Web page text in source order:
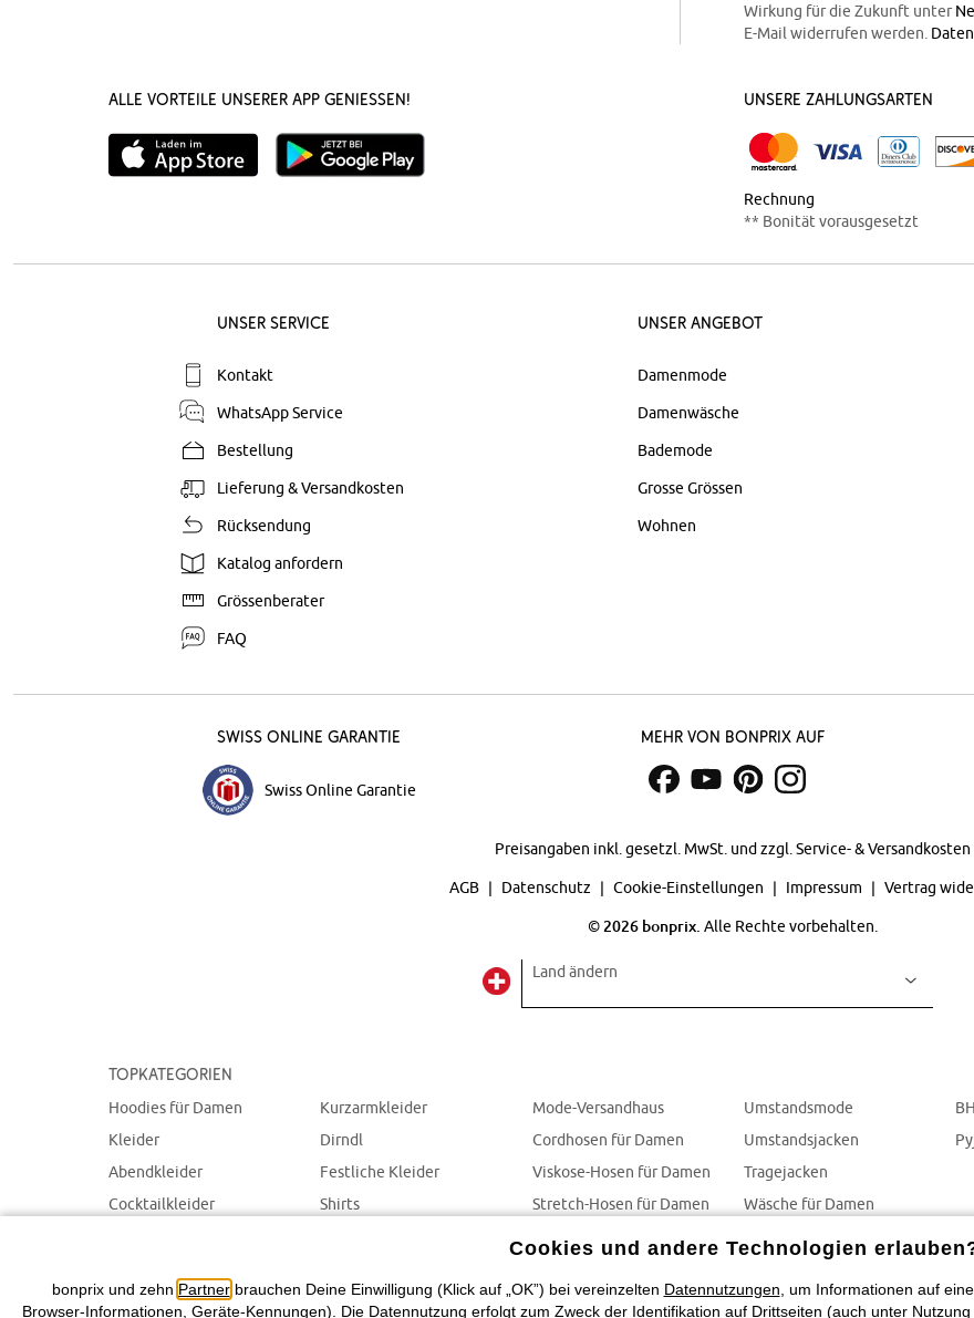
Wirkung für die Zukunft unter
E-Mail widerrufen werden.
Alle Vorteile unserer App genießen! Unsere Zahlungsarten
Rechnung
** Bonität vorausgesetzt
Unser Service
Kontakt
WhatsApp Service
Bestellung
Lieferung & Versandkosten
Rücksendung
Katalog anfordern
Grössenberater
FAQ
Unser Angebot
Damenmode
Damenwäsche
Bademode
Grosse Grössen
Wohnen
Swiss Online Garantie
Swiss Online Garantie
Mehr von bonprix auf
Preisangaben inkl. gesetzl. MwSt. und zzgl. Service- & Versandkosten
AGB Datenschutz Cookie-Einstellungen Impressum Vertrag
© 2026 bonprix. Alle Rechte vorbehalten.
Land ändern
Topkategorien
Hoodies für Damen
Kleider
Abendkleider
Cocktailkleider
Kurzarmkleider
Dirndl
Festliche Kleider
Shirts
Mode-Versandhaus
Cordhosen für Damen
Viskose-Hosen für Damen
Stretch-Hosen für Damen
Umstandsmode
Umstandsjacken
Tragejacken
Wäsche für Damen
Sommerkleider
Cookies und andere Technologien
bonprix und zehn Partnerbrauchen Deine Einwilligung (Klick auf „OK”) bei vereinzelten Datennutzungen , um Informationen auf
Browser-Informationen, Geräte-Kennungen). Die Datennutzung erfolgt zum Zweck der Identifikation auf Drittseiten (auch unter